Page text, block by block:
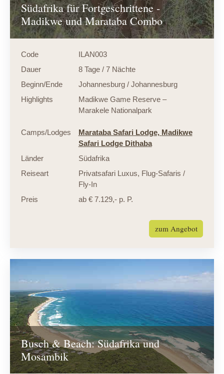
Südafrika für Fortgeschrittene -
Madikwe und Marataba Combo
Code
ILAN003
Dauer
8 Tage / 7 Nächte
Beginn/Ende
Johannesburg / Johannesburg
Highlights
Madikwe Game Reserve –
Marakele Nationalpark
Camps/Lodges Marataba Safari Lodge, Madikwe
Safari Lodge Dithaba
Länder
Südafrika
Reiseart
Privatsafari Luxus, Flug-Safaris /
Fly-In
Preis
ab € 7.129,- p. P.
zum Angebot
Busch & Beach: Südafrika und
Mosambik